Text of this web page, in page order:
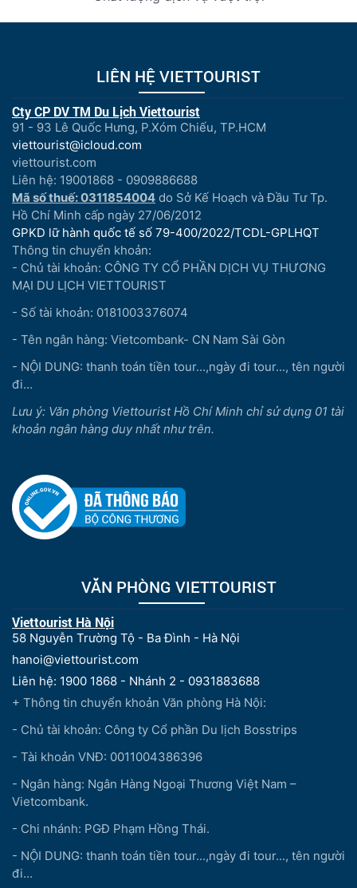
LIÊN HỆ VIETTOURIST
Cty CP DV TM Du Lịch Viettourist
91 - 93 Lê Quốc Hưng, P.Xóm Chiếu, TP.HCM
viettourist@icloud.com
viettourist.com
Liên hệ: 19001868 - 0909886688
Mã số thuế: 0311854004 do Sở Kế Hoạch và Đầu Tư Tp.
Hồ Chí Minh cấp ngày 27/06/2012
GPKD lữ hành quốc tế số 79-400/2022/TCDL-GPLHQT
Thông tin chuyển khoản:
- Chủ tài khoản: CÔNG TY CỔ PHẦN DỊCH VỤ THƯƠNG
MẠI DU LỊCH VIETTOURIST
- Số tài khoản: 0181003376074
- Tên ngân hàng: Vietcombank- CN Nam Sài Gòn
- NỘI DUNG: thanh toán tiền tour...,ngày đi tour..., tên người
đi...
Lưu ý: Văn phòng Viettourist Hồ Chí Minh chỉ sử dụng 01 tài
khoản ngân hàng duy nhất như trên.
VĂN PHÒNG VIETTOURIST
Viettourist Hà Nội
58 Nguyễn Trường Tộ - Ba Đình - Hà Nội
hanoi@viettourist.com
Liên hệ: 1900 1868 - Nhánh 2 - 0931883688
+ Thông tin chuyển khoản Văn phòng Hà Nội:
- Chủ tài khoản: Công ty Cổ phần Du lịch Bosstrips
- Tài khoản VNĐ: 0011004386396
- Ngân hàng: Ngân Hàng Ngoại Thương Việt Nam –
Vietcombank.
- Chi nhánh: PGĐ Phạm Hồng Thái.
- NỘI DUNG: thanh toán tiền tour...,ngày đi tour..., tên người
đi...